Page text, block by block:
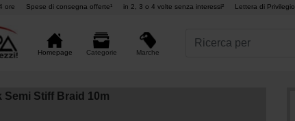
ore Spese di consegna offerte¹ in 2, 3 o 4 volte senza interessi² Lettera di Privilegio
Homepage Categorie Marche
Semi Stiff Braid 10m